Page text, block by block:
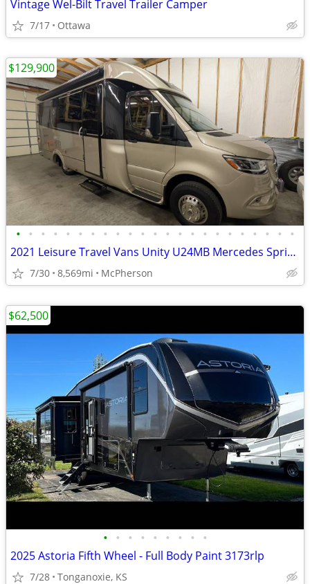
Vintage Wel-Bilt Travel Trailer Camper
7/17 Ottawa
• • • • • • • • • • • • • • • • • • • • • • •
2021 Leisure Travel Vans Unity U24MB Mercedes Sprinter Diesel -
7/30 8,569mi McPherson
$129,900
• • • • • • • • •
2025 Astoria Fifth Wheel - Full Body Paint 3173rlp
7/28 Tonganoxie, KS
$62,500